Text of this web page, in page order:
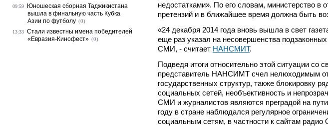
недостатками». По его словам, министерство в
претензий и в ближайшее время должна быть
«24 декабря 2014 года вновь вышла в свет
еще раз указал на несовершенства
СМИ, - считает НАНСМИТ.
Подведя итоги относительно этой ситуации со
представитель НАНСИМТ счел нелюходимым
государственных структур, также блокировку
социальных сетей, необъективность и
СМИ и журналистов являются преградой на
году в стране наблюдался регулярное
социальным сетям, в частности к сайтам
09:59
Юношеская сборная Таджикистана
вышла в финальную часть Кубка
Азии по футболу (0)
13:33 Стали известны имена победителей
«Евразия-Кинофест» (0)